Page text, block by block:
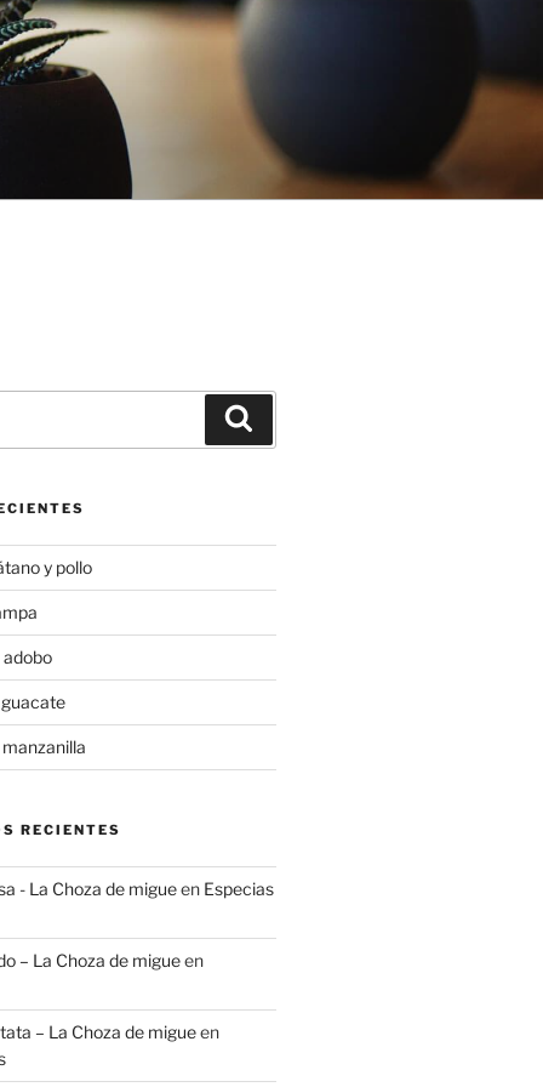
y pollo
RECIENTES
- La Choza de migueen Especias
– La Choza de migueen
– La Choza de migueen